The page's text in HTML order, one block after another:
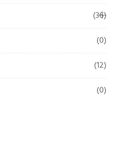
(36)
(0)
(12)
(0)